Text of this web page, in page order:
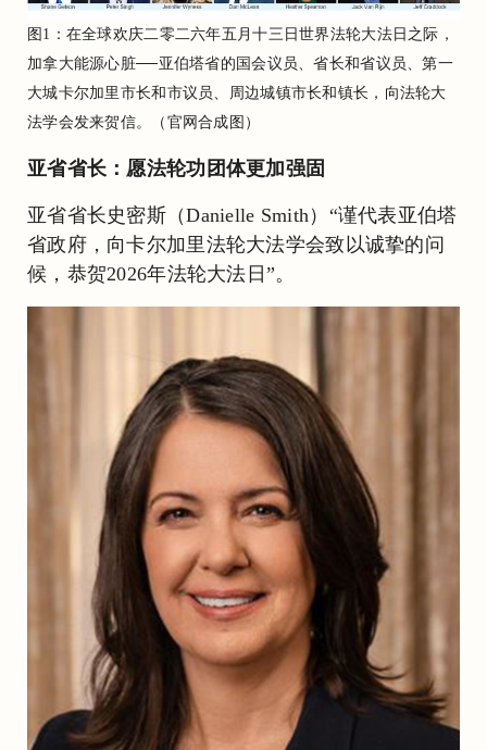
图1：在全球欢庆二零二六年五月十三日世界法轮大法日之际，
加拿大能源心脏──亚伯塔省的国会议员、省长和省议员、第一
大城卡尔加里市长和市议员、周边城镇市长和镇长，向法轮大
法学会发来贺信。（官网合成图）
亚省省长：愿法轮功团体更加强固
亚省省长史密斯（Danielle Smith）“谨代表亚伯塔
省政府，向卡尔加里法轮大法学会致以诚挚的问
候，恭贺2026年法轮大法日”。